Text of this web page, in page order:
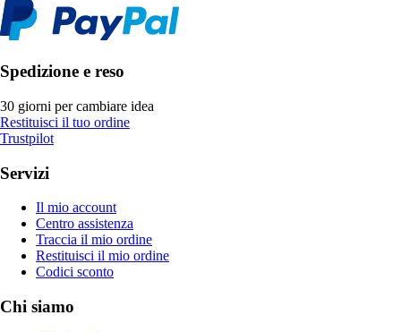
Spedizione e reso
30 giorni per cambiare idea
Restituisci il tuo ordine
Trustpilot
Servizi
Il mio account
Centro assistenza
Traccia il mio ordine
Restituisci il mio ordine
Codici sconto
Chi siamo